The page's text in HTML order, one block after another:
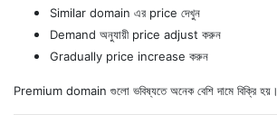
Similar domain এর price দেখুন
Demand অনুযায়ী price adjust করুন
Gradually price increase করুন
Premium domain গুলো ভবিষ্যতে অনেক বেশি দামে বিক্রি হয়।